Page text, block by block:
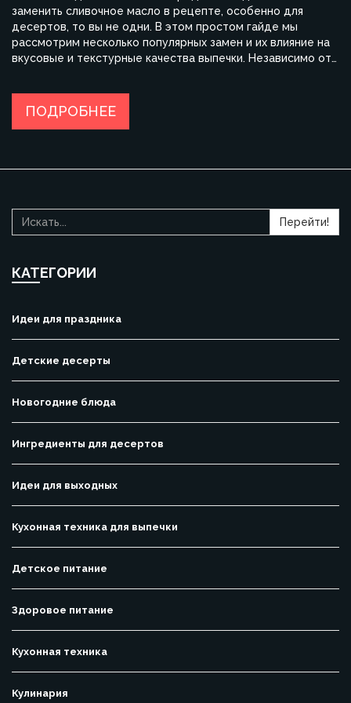
заменить сливочное масло в рецепте, особенно для
десертов, то вы не одни. В этом простом гайде мы
рассмотрим несколько популярных замен и их влияние на
вкусовые и текстурные качества выпечки. Независимо от
многочисленные альтернативы. Эти советы помогут вам
адаптировать ваш любимый десерт, не теряя в качестве и
ПОДРОБНЕЕ
Перейти!
КАТЕГОРИИ
Идеи для праздника
Детские десерты
Новогодние блюда
Ингредиенты для десертов
Идеи для выходных
Кухонная техника для выпечки
Детское питание
Здоровое питание
Кухонная техника
Кулинария